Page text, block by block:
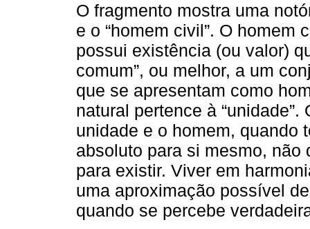
O fragmento mostra uma
e o “homem civil”. O homem
possui existência (ou valor)
comum”, ou melhor, a um
que se apresentam como
natural pertence à
unidade e o homem, quando
absoluto para si mesmo, não
para existir. Viver em
uma aproximação possível
quando se percebe